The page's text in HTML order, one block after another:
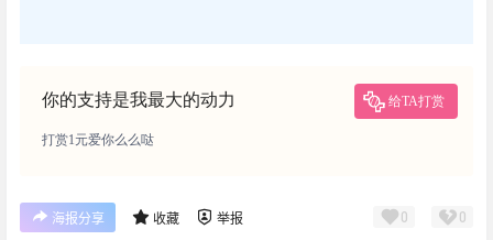
你的支持是我最大的动力 给TA打赏
打赏1元爱你么么哒
海报分享 收藏 举报 0 0